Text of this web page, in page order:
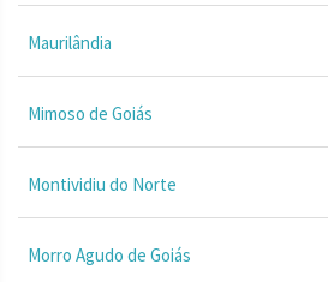
Maurilândia
Mimoso de Goiás
Montividiu do Norte
Morro Agudo de Goiás